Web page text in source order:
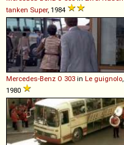
tanken Super, 1984
Mercedes-Benz O 303 in Le guignolo,
1980